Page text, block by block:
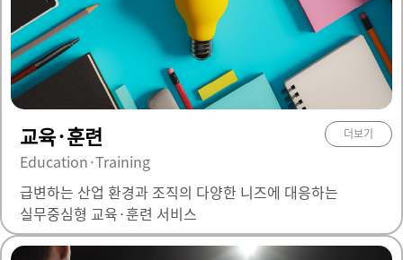
교육·훈련
Education·Training
급변하는 산업 환경과 조직의 다양한 니즈에 대응하는
실무중심형 교육·훈련 서비스
더보기